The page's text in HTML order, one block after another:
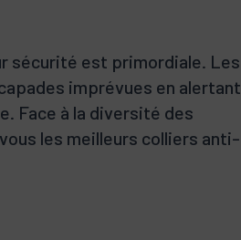
sécurité est primordiale. Les
imprévues en alertant
Face à la diversité des
les meilleurs colliers anti-